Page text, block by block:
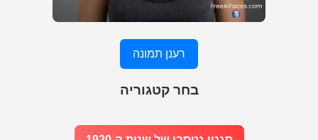
רענן תמונה
בחר קטגוריה